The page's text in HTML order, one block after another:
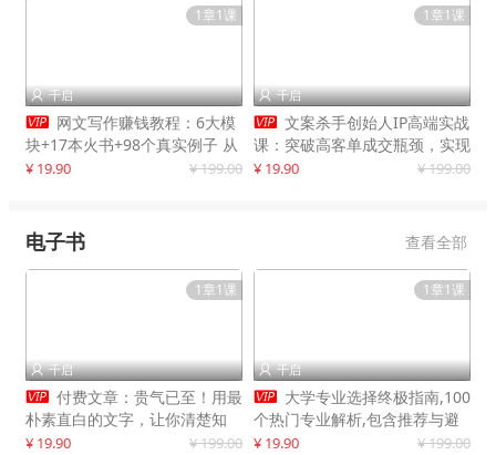
1章1课
 千启
 网文写作赚钱教程：6大模
块+17本火书+98个真实例子 从
入门到精通实战方法
¥ 19.90 ¥ 199.00
1章1课
 千启
 文案杀手创始人IP高端实战
课：突破高客单成交瓶颈，实现
IP商业价值最大化
¥ 19.90 ¥ 199.00
电子书 查看全部
1章1课
 千启
 付费文章：贵气已至！用最
朴素直白的文字，让你清楚知
道，该如何接住这一次时代的泼
¥ 19.90 ¥ 199.00
1章1课
 千启
 大学专业选择终极指南,100
个热门专业解析,包含推荐与避
雷实用建议
¥ 19.90 ¥ 199.00